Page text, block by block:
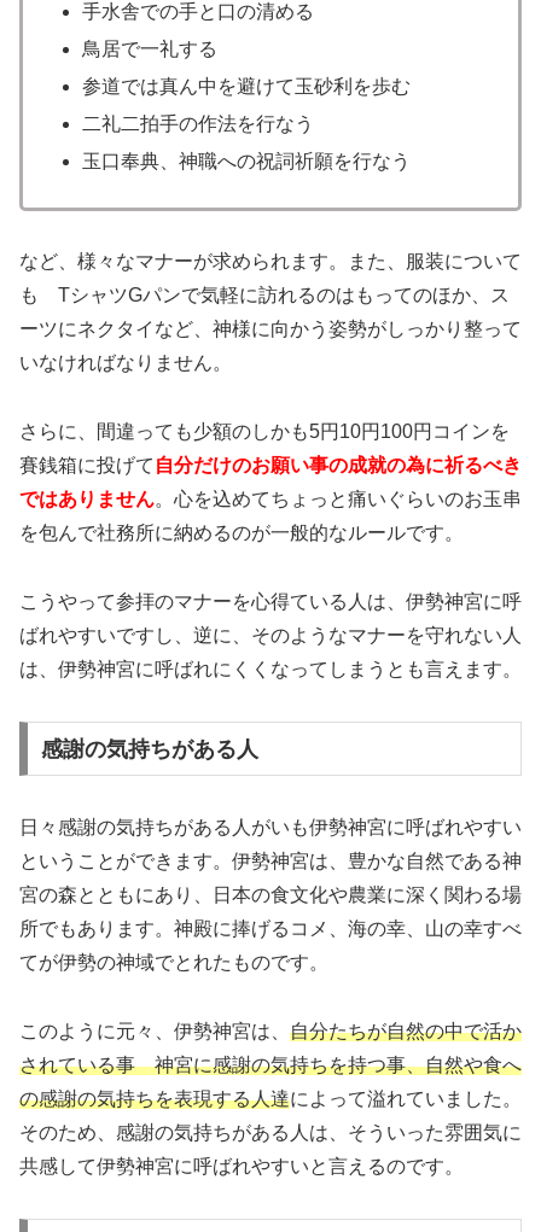
手水舎での手と口の清める
鳥居で一礼する
参道では真ん中を避けて玉砂利を歩む
二礼二拍手の作法を行なう
玉口奉典、神職への祝詞祈願を行なう
など、様々なマナーが求められます。また、服装について
も TシャツGパンで気軽に訪れるのはもってのほか、ス
ーツにネクタイなど、神様に向かう姿勢がしっかり整って
いなければなりません。
さらに、間違っても少額のしかも5円10円100円コインを
賽銭箱に投げて 自分だけのお願い事の成就の為に祈るべき
ではありません。心を込めてちょっと痛いぐらいのお玉串
を包んで社務所に納めるのが一般的なルールです。
こうやって参拝のマナーを心得ている人は、伊勢神宮に呼
ばれやすいですし、逆に、そのようなマナーを守れない人
は、伊勢神宮に呼ばれにくくなってしまうとも言えます。
感謝の気持ちがある人
日々感謝の気持ちがある人がいも伊勢神宮に呼ばれやすい
ということができます。伊勢神宮は、豊かな自然である神
宮の森とともにあり、日本の食文化や農業に深く関わる場
所でもあります。神殿に捧げるコメ、海の幸、山の幸すべ
てが伊勢の神域でとれたものです。
このように元々、伊勢神宮は、 自分たちが自然の中で活か
されている事 神宮に感謝の気持ちを持つ事、自然や食へ
の感謝の気持ちを表現する人達によって溢れていました。
そのため、感謝の気持ちがある人は、そういった雰囲気に
共感して伊勢神宮に呼ばれやすいと言えるのです。